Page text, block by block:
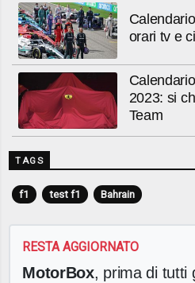
orari tv e
2023: si
Team
TAGS
f1 test f1 Bahrain
RESTA AGGIORNATO
MotorBox, prima di tutti